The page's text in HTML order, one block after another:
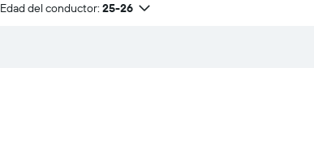
Edad del conductor: 25-26